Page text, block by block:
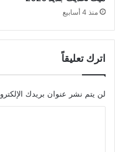
منذ 4 أسابيع
اترك تعليقاً
لن يتم نشر عنوان بريدك